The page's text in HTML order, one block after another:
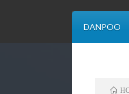
DANPOO